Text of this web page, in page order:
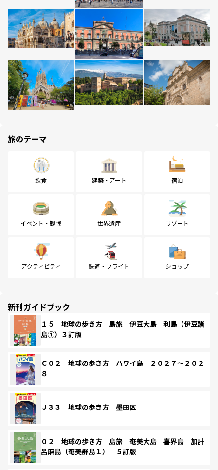
旅のテーマ
飲食 建築・アート 宿泊
イベント・観戦 世界遺産 リゾート
アクティビティ 鉄道・フライト ショップ
新刊ガイドブック
１５ 地球の歩き方 島旅 伊豆大島 利島（伊豆諸
島①）３訂版
Ｃ０２ 地球の歩き方 ハワイ島 ２０２７～２０２
８
Ｊ３３ 地球の歩き方 墨田区
０２ 地球の歩き方 島旅 奄美大島 喜界島 加計
呂麻島（奄美群島１） ５訂版